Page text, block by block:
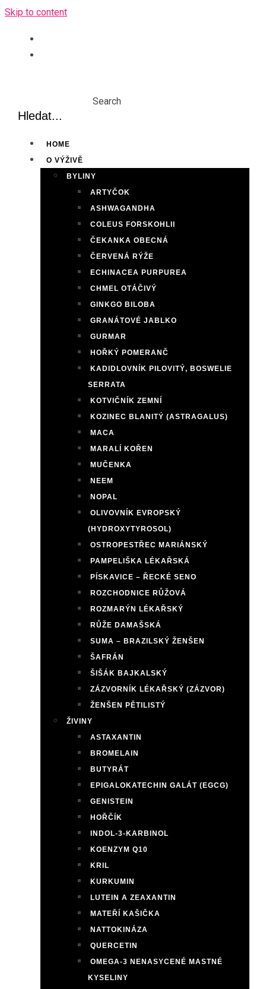
Skip to content
Search
HOME
O VÝŽIVĚ
BYLINY
ARTYČOK
ASHWAGANDHA
COLEUS FORSKOHLII
ČEKANKA OBECNÁ
ČERVENÁ RÝŽE
ECHINACEA PURPUREA
CHMEL OTÁČIVÝ
GINKGO BILOBA
GRANÁTOVÉ JABLKO
GURMAR
HOŘKÝ POMERANČ
KADIDLOVNÍK PILOVITÝ, BOSWELIE
SERRATA
KOTVIČNÍK ZEMNÍ
KOZINEC BLANITÝ (ASTRAGALUS)
MACA
MARALÍ KOŘEN
MUČENKA
NEEM
NOPAL
OLIVOVNÍK EVROPSKÝ
(HYDROXYTYROSOL)
OSTROPESTŘEC MARIÁNSKÝ
PAMPELIŠKA LÉKAŘSKÁ
PÍSKAVICE – ŘECKÉ SENO
ROZCHODNICE RŮŽOVÁ
ROZMARÝN LÉKAŘSKÝ
RŮŽE DAMAŠSKÁ
SUMA – BRAZILSKÝ ŽENŠEN
ŠAFRÁN
ŠIŠÁK BAJKALSKÝ
ZÁZVORNÍK LÉKAŘSKÝ (ZÁZVOR)
ŽENŠEN PĚTILISTÝ
ŽIVINY
ASTAXANTIN
BROMELAIN
BUTYRÁT
EPIGALOKATECHIN GALÁT (EGCG)
GENISTEIN
HOŘČÍK
INDOL-3-KARBINOL
KOENZYM Q10
KRIL
KURKUMIN
LUTEIN A ZEAXANTIN
MATEŘÍ KAŠIČKA
NATTOKINÁZA
QUERCETIN
OMEGA-3 NENASYCENÉ MASTNÉ
KYSELINY